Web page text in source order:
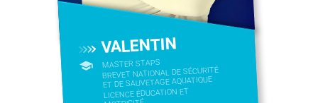
VALENTIN
MASTER STAPS
BREVET NATIONAL DE SÉCURITÉ
ET DE SAUVETAGE AQUATIQUE
LICENCE ÉDUCATION ET